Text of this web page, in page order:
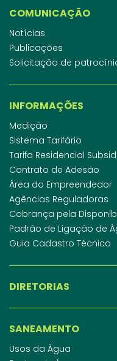
COMUNICAÇÃO
Notícias
Publicações
Solicitação de
INFORMAÇÕES
Medição
Sistema Tarifário
Tarifa Residencial
Contrato de Adesão
Área do Empreendedor
Agências Reguladoras
Cobrança pela
Padrão de Ligação de
Guia Cadastro Técnico
DIRETORIAS
SANEAMENTO
Usos da Água